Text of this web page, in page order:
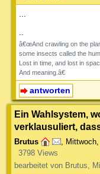
--
â€œAnd crawling on the
some insects called the
Lost in time, and lost in
And meaning.â€
antworten
Ein Wahlsystem,
verklausuliert,
Brutus
3798 Views
bearbeitet von Brutus,